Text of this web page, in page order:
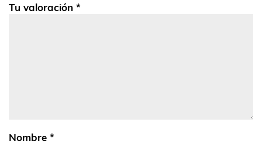
Tu valoración *
Nombre *